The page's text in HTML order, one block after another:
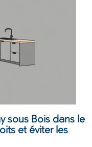
sous Bois dans le
et éviter les